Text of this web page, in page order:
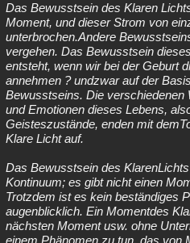
Das Bewusstsein des Klaren
Moment, und dieser Strom von
unterbrochen.Andere
vergehen. Das Bewusstsein
entsteht, wenn wir bei der Geburt
annehmen ? undzwar auf der
Bewusstseins. Die verschiedenen
und Emotionen dieses Lebens,
Geisteszustände, enden mit
Klare Licht auf.
Das Bewusstsein des
Kontinuum; es gibt nicht einen
Trotzdem ist es kein beständiges
augenblicklich. Ein Momentdes
nächsten Moment usw. ohne
einem Phänomen zu tun, das von